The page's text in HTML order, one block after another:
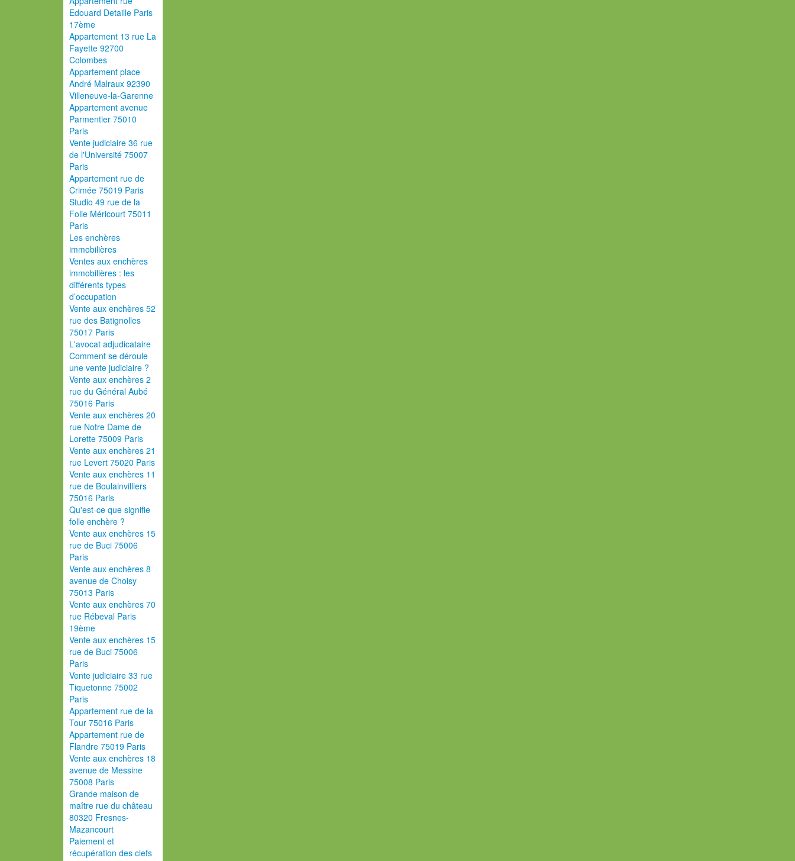
Edouard Detaille Paris
17ème
Appartement 13 rue La
Fayette 92700
Colombes
Appartement place
André Malraux 92390
Villeneuve-la-Garenne
Appartement avenue
Parmentier 75010
Paris
Vente judiciaire 36 rue
de l'Université 75007
Paris
Appartement rue de
Crimée 75019 Paris
Studio 49 rue de la
Folie Méricourt 75011
Paris
Les enchères
immobilières
Ventes aux enchères
immobilières : les
différents types
d’occupation
Vente aux enchères 52
rue des Batignolles
75017 Paris
L'avocat adjudicataire
Comment se déroule
une vente judiciaire ?
Vente aux enchères 2
rue du Général Aubé
75016 Paris
Vente aux enchères 20
rue Notre Dame de
Lorette 75009 Paris
Vente aux enchères 21
rue Levert 75020 Paris
Vente aux enchères 11
rue de Boulainvilliers
75016 Paris
Qu'est-ce que signifie
folle enchère ?
Vente aux enchères 15
rue de Buci 75006
Paris
Vente aux enchères 8
avenue de Choisy
75013 Paris
Vente aux enchères 70
rue Rébeval Paris
19ème
Vente aux enchères 15
rue de Buci 75006
Paris
Vente judiciaire 33 rue
Tiquetonne 75002
Paris
Appartement rue de la
Tour 75016 Paris
Appartement rue de
Flandre 75019 Paris
Vente aux enchères 18
avenue de Messine
75008 Paris
Grande maison de
maître rue du château
80320 Fresnes-
Mazancourt
Paiement et
récupération des clefs